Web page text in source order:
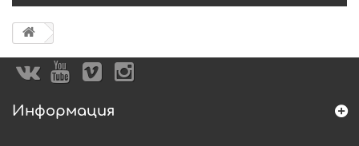
Информация